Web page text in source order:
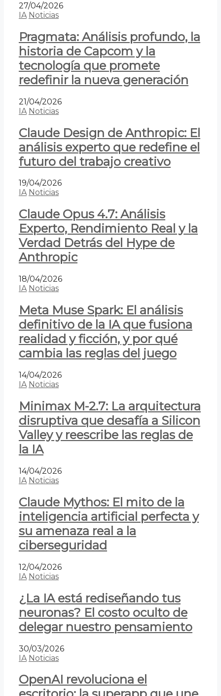
27/04/2026
IA Noticias
Pragmata: Análisis profundo, la
historia de Capcom y la
tecnología que promete
redefinir la nueva generación
21/04/2026
IA Noticias
Claude Design de Anthropic: El
análisis experto que redefine el
futuro del trabajo creativo
19/04/2026
IA Noticias
Claude Opus 4.7: Análisis
Experto, Rendimiento Real y la
Verdad Detrás del Hype de
Anthropic
18/04/2026
IA Noticias
Meta Muse Spark: El análisis
definitivo de la IA que fusiona
realidad y ficción, y por qué
cambia las reglas del juego
14/04/2026
IA Noticias
Minimax M-2.7: La arquitectura
disruptiva que desafía a Silicon
Valley y reescribe las reglas de
la IA
14/04/2026
IA Noticias
Claude Mythos: El mito de la
inteligencia artificial perfecta y
su amenaza real a la
ciberseguridad
12/04/2026
IA Noticias
¿La IA está rediseñando tus
neuronas? El costo oculto de
delegar nuestro pensamiento
30/03/2026
IA Noticias
OpenAI revoluciona el